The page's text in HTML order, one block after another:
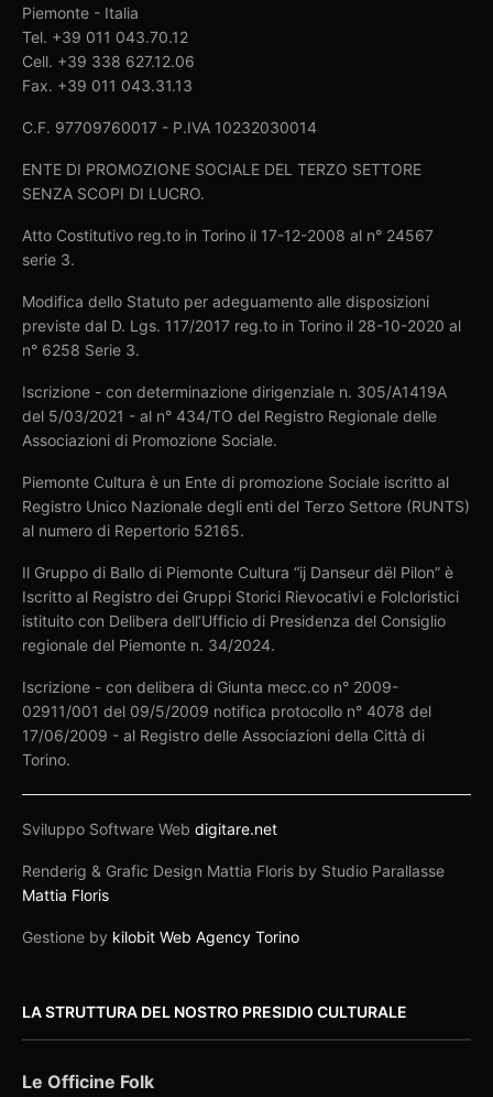
Piemonte - Italia
Tel. +39 011 043.70.12
Cell. +39 338 627.12.06
Fax. +39 011 043.31.13
C.F. 97709760017 - P.IVA 10232030014
ENTE DI PROMOZIONE SOCIALE DEL TERZO SETTORE
SENZA SCOPI DI LUCRO.
Atto Costitutivo reg.to in Torino il 17-12-2008 al n° 24567
serie 3.
Modifica dello Statuto per adeguamento alle disposizioni
previste dal D. Lgs. 117/2017 reg.to in Torino il 28-10-2020 al
n° 6258 Serie 3.
Iscrizione - con determinazione dirigenziale n. 305/A1419A
del 5/03/2021 - al n° 434/TO del Registro Regionale delle
Associazioni di Promozione Sociale.
Piemonte Cultura è un Ente di promozione Sociale iscritto al
Registro Unico Nazionale degli enti del Terzo Settore (RUNTS)
al numero di Repertorio 52165.
Il Gruppo di Ballo di Piemonte Cultura “ij Danseur dël Pilon” è
Iscritto al Registro dei Gruppi Storici Rievocativi e Folcloristici
istituito con Delibera dell’Ufficio di Presidenza del Consiglio
regionale del Piemonte n. 34/2024.
Iscrizione - con delibera di Giunta mecc.co n° 2009-
02911/001 del 09/5/2009 notifica protocollo n° 4078 del
17/06/2009 - al Registro delle Associazioni della Città di
Torino.
Sviluppo Software Webdigitare.net
Renderig & Grafic Design Mattia Floris by Studio Parallasse
Mattia Floris
Gestione by kilobit Web Agency Torino
LA STRUTTURA DEL NOSTRO PRESIDIO CULTURALE
Le Officine Folk